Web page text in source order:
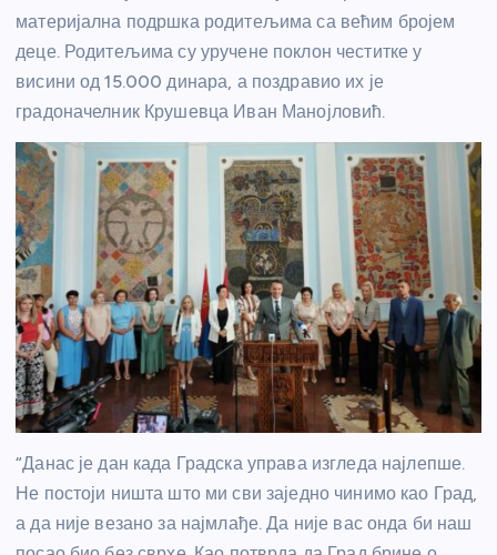
материјална подршка родитељима са већим бројем
деце. Родитељима су уручене поклон честитке у
висини од 15.000 динара, а поздравио их је
градоначелник Крушевца Иван Манојловић.
“Данас је дан када Градска управа изгледа најлепше.
Не постоји ништа што ми сви заједно чинимо као Град,
а да није везано за најмлађе. Да није вас онда би наш